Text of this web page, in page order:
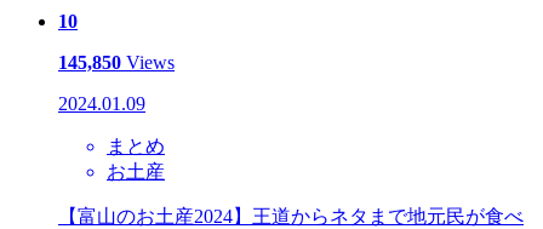
10
145,850 Views
2024.01.09
まとめ
お土産
【富山のお土産2024】王道からネタまで地元民が食べ